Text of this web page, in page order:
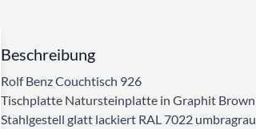
Beschreibung
Rolf Benz Couchtisch 926
Tischplatte Natursteinplatte in Graphit Brown
Stahlgestell glatt lackiert RAL 7022 umbragrau